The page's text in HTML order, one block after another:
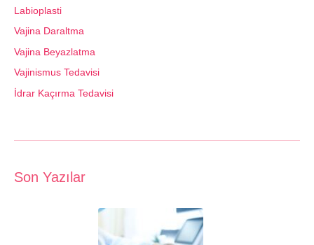
Labioplasti
Vajina Daraltma
Vajina Beyazlatma
Vajinismus Tedavisi
İdrar Kaçırma Tedavisi
Son Yazılar